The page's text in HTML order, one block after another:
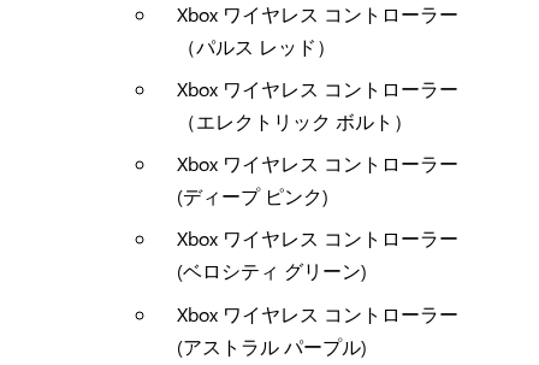
Xbox ワイヤレス コントローラー
（パルス レッド）​​
Xbox ワイヤレス コントローラー
（エレクトリック ボルト）​
Xbox ワイヤレス コントローラー
(ディープ ピンク)​
Xbox ワイヤレス コントローラー
(ベロシティ グリーン)​
Xbox ワイヤレス コントローラー
(アストラル パープル)​